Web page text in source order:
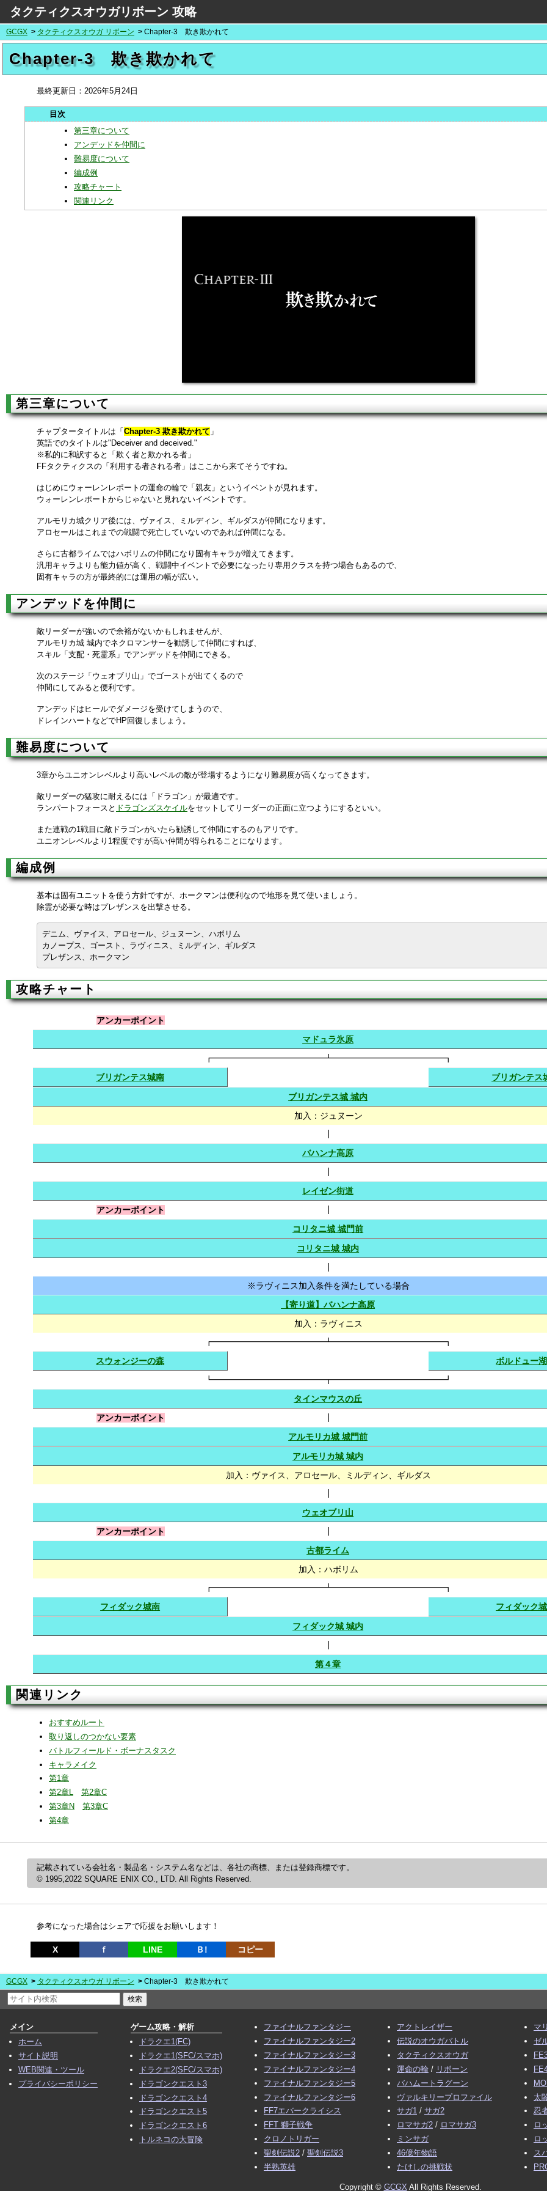
タクティクスオウガリボーン 攻略
GCGX タクティクスオウガ リボーン Chapter-3 欺き欺かれて
Chapter-3 欺き欺かれて
最終更新日： 2026年5月24日
第三章について
アンデッドを仲間に
難易度について
編成例
攻略チャート
関連リンク
第三章について
チャプタータイトルは「 Chapter-3 欺き欺かれて 」
英語でのタイトルは"Deceiver and deceived."
※私的に和訳すると「欺く者と欺かれる者」
FFタクティクスの「利用する者される者」はここから来てそうですね。
はじめにウォーレンレポートの運命の輪で「親友」というイベントが見れます。
ウォーレンレポートからじゃないと見れないイベントです。
アルモリカ城クリア後には、ヴァイス、ミルディン、ギルダスが仲間になります。
アロセールはこれまでの戦闘で死亡していないのであれば仲間になる。
さらに古都ライムではハボリムの仲間になり固有キャラが増えてきます。
汎用キャラよりも能力値が高く、戦闘中イベントで必要になったり専用クラスを持つ場合もあるので、
固有キャラの方が最終的には運用の幅が広い。
アンデッドを仲間に
敵リーダーが強いので余裕がないかもしれませんが、
アルモリカ城 城内でネクロマンサーを勧誘して仲間にすれば、
スキル「支配・死霊系」でアンデッドを仲間にできる。
次のステージ「ウェオブリ山」でゴーストが出てくるので
仲間にしてみると便利です。
アンデッドはヒールでダメージを受けてしまうので、
ドレインハートなどでHP回復しましょう。
難易度について
3章からユニオンレベルより高いレベルの敵が登場するようになり難易度が高くなってきます。
敵リーダーの猛攻に耐えるには「ドラゴン」が最適です。
ランパートフォースと ドラゴンズスケイルをセットしてリーダーの正面に立つようにするといい。
また連戦の1戦目に敵ドラゴンがいたら勧誘して仲間にするのもアリです。
ユニオンレベルより1程度ですが高い仲間が得られることになります。
編成例
基本は固有ユニットを使う方針ですが、ホークマンは便利なので地形を見て使いましょう。
除霊が必要な時はプレザンスを出撃させる。
デニム、ヴァイス、アロセール、ジュヌーン、ハボリム
カノープス、ゴースト、ラヴィニス、ミルディン、ギルダス
プレザンス、ホークマン
攻略チャート
アンカーポイント
マドュラ氷原
┏━━━━━━━━━━━━━┻━━━━━━━━━━━━━┓
ブリガンテス城南
ブリガンテス
ブリガンテス城 城内
加入：ジュヌーン
バハンナ高原
レイゼン街道
アンカーポイント
コリタニ城 城門前
コリタニ城 城内
※ラヴィニス加入条件を満たしている場合
【寄り道】バハンナ高原
加入：ラヴィニス
┏━━━━━━━━━━━━━┻━━━━━━━━━━━━━┓
スウォンジーの森
ボルドュー
┗━━━━━━━━━━━━━┳━━━━━━━━━━━━━┛
タインマウスの丘
アンカーポイント
アルモリカ城 城門前
アルモリカ城 城内
加入：ヴァイス、アロセール、ミルディン、ギルダス
ウェオブリ山
アンカーポイント
古都ライム
加入：ハボリム
┏━━━━━━━━━━━━━┻━━━━━━━━━━━━━┓
フィダック城南
フィダック
フィダック城 城内
第４章
関連リンク
おすすめルート
取り返しのつかない要素
バトルフィールド・ボーナスタスク
キャラメイク
第1章
第2章L
第2章C
第3章N
第3章C
第4章
記載されている会社名・製品名・システム名などは、各社の商標、または登録商標です。
© 1995,2022 SQUARE ENIX CO., LTD. All Rights Reserved.
参考になった場合はシェアで応援をお願いします！
X ｆ LINE Ｂ! コピー
GCGX タクティクスオウガ リボーン Chapter-3 欺き欺かれて
メイン
ホーム
サイト説明
WEB関連・ツール
プライバシーポリシー
ゲーム攻略・解析
ドラクエ1(FC)
ドラクエ1(SFC/スマホ)
ドラクエ2(SFC/スマホ)
ドラゴンクエスト3
ドラゴンクエスト4
ドラゴンクエスト5
ドラゴンクエスト6
トルネコの大冒険
ファイナルファンタジー
ファイナルファンタジー2
ファイナルファンタジー3
ファイナルファンタジー4
ファイナルファンタジー5
ファイナルファンタジー6
FF7エバークライシス
FFT 獅子戦争
クロノトリガー
聖剣伝説2 / 聖剣伝説3
半熟英雄
アクトレイザー
伝説のオウガバトル
タクティクスオウガ
運命の輪 / リボーン
バハムートラグーン
ヴァルキリープロファイル
サガ1 / サガ2
ロマサガ2 / ロマサガ3
ミンサガ
46億年物語
たけしの挑戦状
マ
ゼ
太
忍
ロ
ロ
ス
Copyright © GCGX All Rights Reserved.